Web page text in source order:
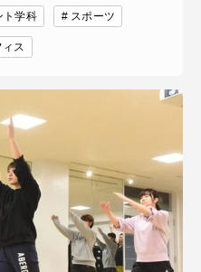
ト学科 スポーツ
ス